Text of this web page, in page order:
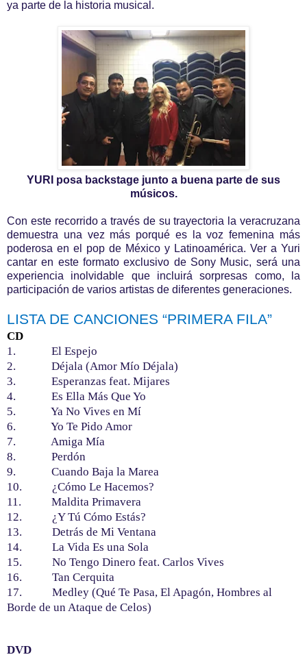
ya parte de la historia musical.
YURI posa backstage junto a buena parte de sus
músicos.
Con este recorrido a través de su trayectoria la veracruzana
demuestra una vez más porqué es la voz femenina más
poderosa en el pop de México y Latinoamérica. Ver a Yuri
cantar en este formato exclusivo de Sony Music, será una
experiencia inolvidable que incluirá sorpresas como, la
participación de varios artistas de diferentes generaciones.
LISTA DE CANCIONES “PRIMERA FILA”
CD
1. El Espejo
2. Déjala (Amor Mío Déjala)
3. Esperanzas feat. Mijares
4. Es Ella Más Que Yo
5. Ya No Vives en Mí
6. Yo Te Pido Amor
7. Amiga Mía
8. Perdón
9. Cuando Baja la Marea
10. ¿Cómo Le Hacemos?
11. Maldita Primavera
12. ¿Y Tú Cómo Estás?
13. Detrás de Mi Ventana
14. La Vida Es una Sola
15. No Tengo Dinero feat. Carlos Vives
16. Tan Cerquita
17. Medley (Qué Te Pasa, El Apagón, Hombres al
Borde de un Ataque de Celos)
DVD